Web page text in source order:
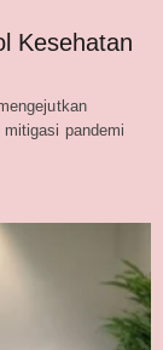
Kesehatan
pandemi